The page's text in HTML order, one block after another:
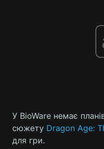
Головна
У BioWare немає
сюжету Dragon Age:
для гри.